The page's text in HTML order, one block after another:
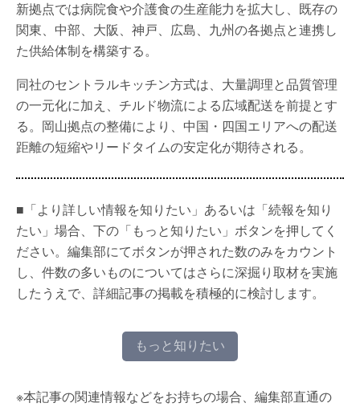
新拠点では病院食や介護食の生産能力を拡大し、既存の
関東、中部、大阪、神戸、広島、九州の各拠点と連携し
た供給体制を構築する。
同社のセントラルキッチン方式は、大量調理と品質管理
の一元化に加え、チルド物流による広域配送を前提とす
る。岡山拠点の整備により、中国・四国エリアへの配送
距離の短縮やリードタイムの安定化が期待される。
■「より詳しい情報を知りたい」あるいは「続報を知り
たい」場合、下の「もっと知りたい」ボタンを押してく
ださい。編集部にてボタンが押された数のみをカウント
し、件数の多いものについてはさらに深掘り取材を実施
したうえで、詳細記事の掲載を積極的に検討します。
もっと知りたい
※本記事の関連情報などをお持ちの場合、編集部直通の